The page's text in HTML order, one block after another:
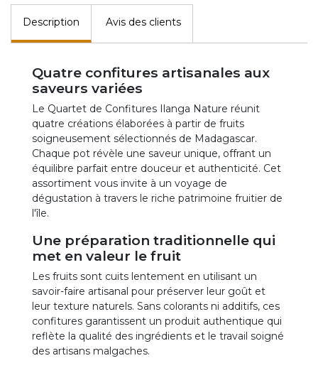
Description Avis des clients
Quatre confitures artisanales aux
saveurs variées
Le Quartet de Confitures Ilanga Nature réunit
quatre créations élaborées à partir de fruits
soigneusement sélectionnés de Madagascar.
Chaque pot révèle une saveur unique, offrant un
équilibre parfait entre douceur et authenticité. Cet
assortiment vous invite à un voyage de
dégustation à travers le riche patrimoine fruitier de
l'île.
Une préparation traditionnelle qui
met en valeur le fruit
Les fruits sont cuits lentement en utilisant un
savoir-faire artisanal pour préserver leur goût et
leur texture naturels. Sans colorants ni additifs, ces
confitures garantissent un produit authentique qui
reflète la qualité des ingrédients et le travail soigné
des artisans malgaches.